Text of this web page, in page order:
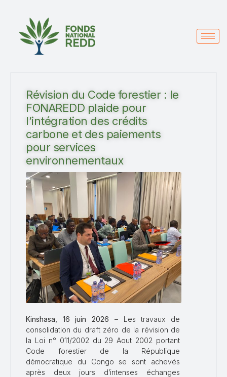
Révision du Code forestier : le
FONAREDD plaide pour
l’intégration des crédits
carbone et des paiements
pour services
environnementaux
Kinshasa, 16 juin 2026 – Les travaux de
consolidation du draft zéro de la révision de
la Loi n° 011/2002 du 29 Aout 2002 portant
Code forestier de la République
démocratique du Congo se sont achevés
après deux jours d’intenses échanges